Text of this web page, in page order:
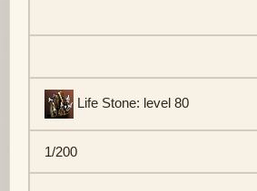
Life Stone: level 80
1/200